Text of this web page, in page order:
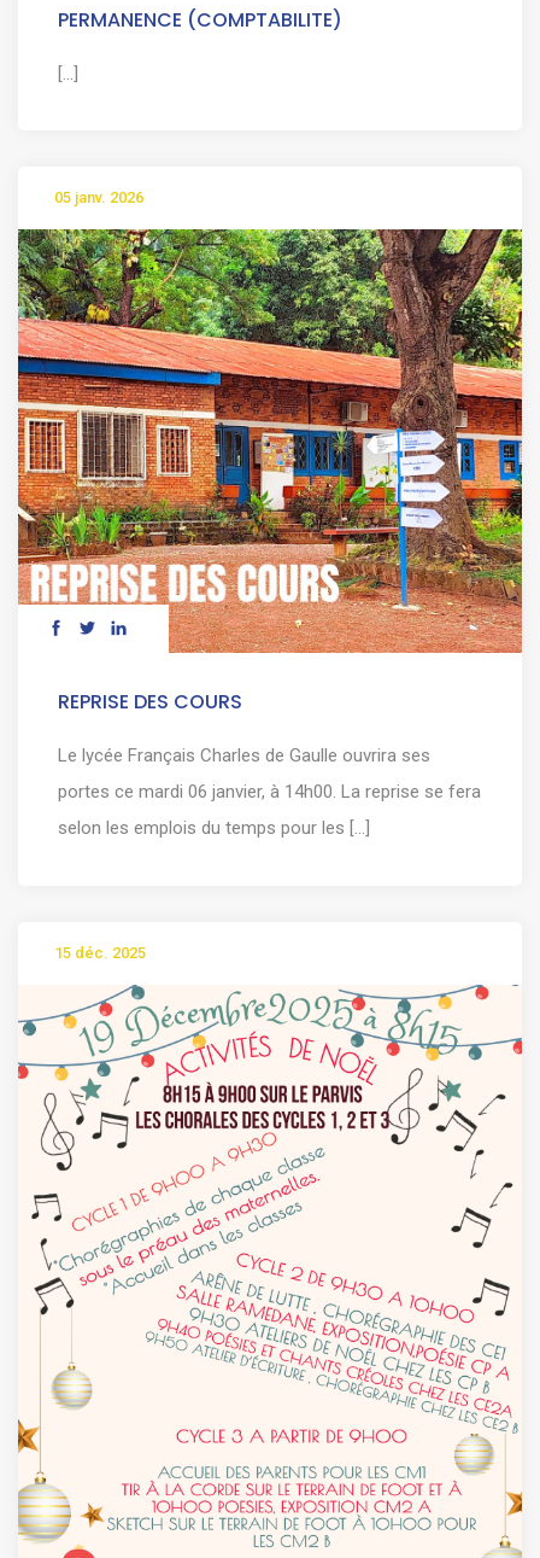
PERMANENCE (COMPTABILITE)
[...]
05 janv. 2026
REPRISE DES COURS
Le lycée Français Charles de Gaulle ouvrira ses
portes ce mardi 06 janvier, à 14h00. La reprise se fera
selon les emplois du temps pour les [...]
15 déc. 2025